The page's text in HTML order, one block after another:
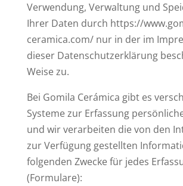
Verwendung, Verwaltung und
Ihrer Daten durch https://
ceramica.com/ nur in der im
dieser Datenschutzerklärung
Weise zu.
Bei Gomila Cerámica gibt es
Systeme zur Erfassung
und wir verarbeiten die von den
zur Verfügung gestellten
folgenden Zwecke für jedes
(Formulare):